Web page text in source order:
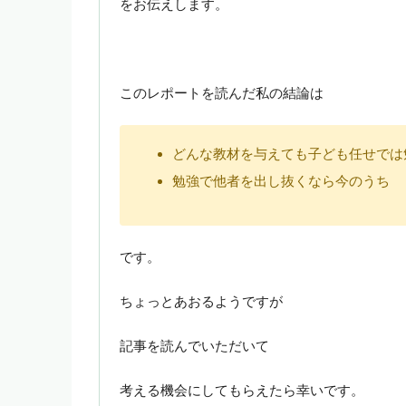
をお伝えします。
このレポートを読んだ私の結論は
どんな教材を与えても子ども任せで
勉強で他者を出し抜くなら今のうち
です。
ちょっとあおるようですが
記事を読んでいただいて
考える機会にしてもらえたら幸いです。